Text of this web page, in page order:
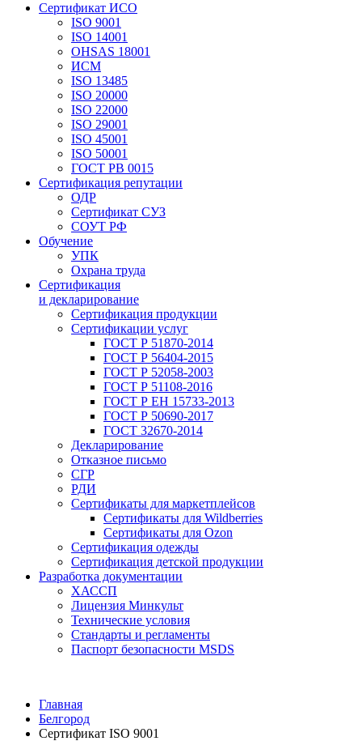
Сертификат ИСО
ISO 9001
ISO 14001
OHSAS 18001
ИСМ
ISO 13485
ISO 20000
ISO 22000
ISO 29001
ISO 45001
ISO 50001
ГОСТ РВ 0015
Сертификация репутации
ОДР
Сертификат СУЗ
СОУТ РФ
Обучение
УПК
Охрана труда
Сертификация
и декларирование
Сертификация продукции
Сертификации услуг
ГОСТ Р 51870-2014
ГОСТ Р 56404-2015
ГОСТ Р 52058-2003
ГОСТ Р 51108-2016
ГОСТ Р ЕН 15733-2013
ГОСТ Р 50690-2017
ГОСТ 32670-2014
Декларирование
Отказное письмо
СГР
РДИ
Сертификаты для маркетплейсов
Сертификаты для Wildberries
Сертификаты для Ozon
Сертификация одежды
Сертификация детской продукции
Разработка документации
ХАССП
Лицензия Минкульт
Технические условия
Стандарты и регламенты
Паспорт безопасности MSDS
Главная
Белгород
Сертификат ISO 9001